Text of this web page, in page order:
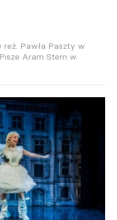
reż. Pawła Paszty w
Aram Stern w